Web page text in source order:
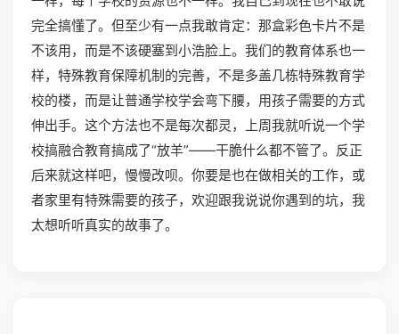
完全搞懂了。但至少有一点我敢肯定：那盒彩色卡片不是
不该用，而是不该硬塞到小浩脸上。我们的教育体系也一
样，特殊教育保障机制的完善，不是多盖几栋特殊教育学
校的楼，而是让普通学校学会弯下腰，用孩子需要的方式
伸出手。这个方法也不是每次都灵，上周我就听说一个学
校搞融合教育搞成了“放羊”——干脆什么都不管了。反正
后来就这样吧，慢慢改呗。你要是也在做相关的工作，或
者家里有特殊需要的孩子，欢迎跟我说说你遇到的坑，我
太想听听真实的故事了。